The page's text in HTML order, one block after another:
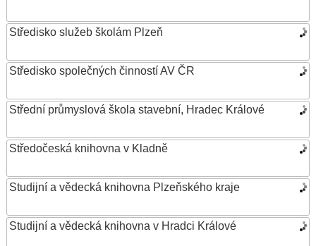
Středisko služeb školám Plzeň
Středisko společných činností AV ČR
Střední průmyslová škola stavební, Hradec Králové
Středočeská knihovna v Kladně
Studijní a vědecká knihovna Plzeňského kraje
Studijní a vědecká knihovna v Hradci Králové